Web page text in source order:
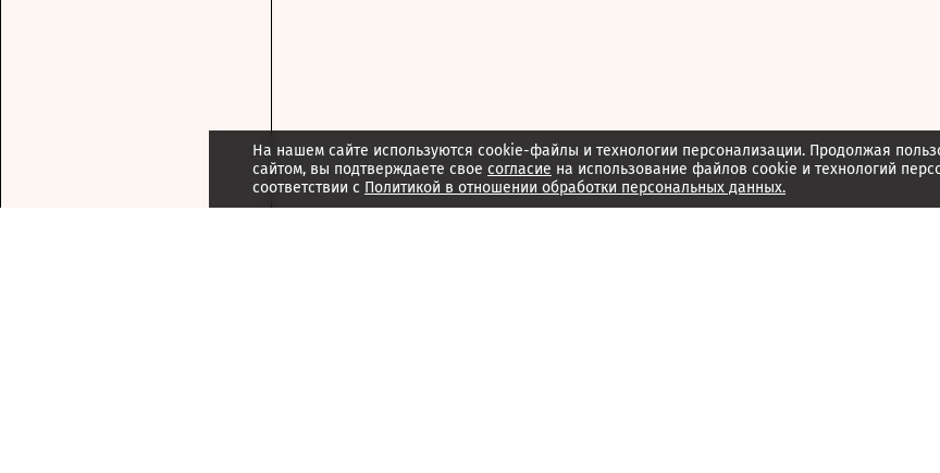
На нашем сайте используются cookie-файлы и технологии персонализации. Продолжая
сайтом, вы подтверждаете свое согласие на использование файлов cookie и технологий
соответствии с Политикой в отношении обработки персональных данных.